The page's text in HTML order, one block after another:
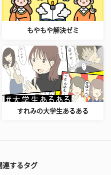
もやもや解決ゼミ
すれみの大学生あるある
連するタグ